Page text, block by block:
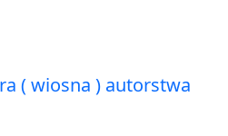
( wiosna ) autorstwa